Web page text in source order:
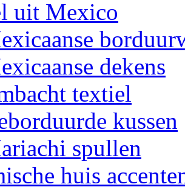
uit Mexico
dekens
textiel
kussen
spullen
huis